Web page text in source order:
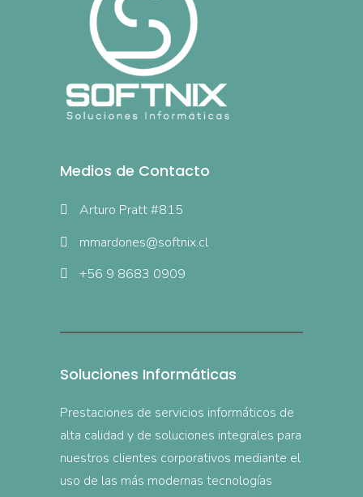
Medios de Contacto
Arturo Pratt #815
mmardones@softnix.cl
+56 9 8683 0909
Soluciones Informáticas
Prestaciones de servicios informáticos de
alta calidad y de soluciones integrales para
nuestros clientes corporativos mediante el
uso de las más modernas tecnologías